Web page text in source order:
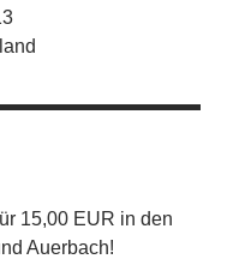
15,00 EUR in den
Auerbach!